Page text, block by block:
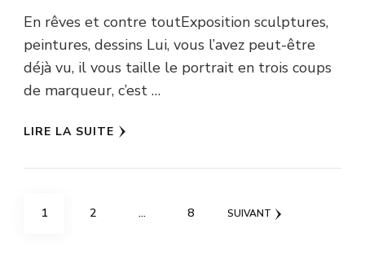
En rêves et contre toutExposition sculptures,
peintures, dessins Lui, vous l’avez peut-être
déjà vu, il vous taille le portrait en trois coups
de marqueur, c’est …
LIRE LA SUITE
Pagination
PAGE
1 PAGE
2 … PAGE
8 SUIVANT